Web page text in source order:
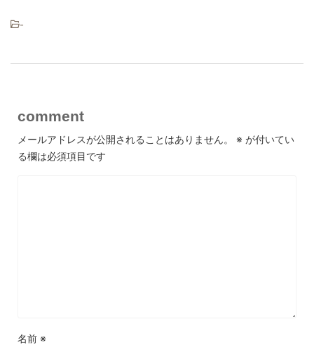
-
comment
メールアドレスが公開されることはありません。 ※ が付いてい
る欄は必須項目です
名前 ※